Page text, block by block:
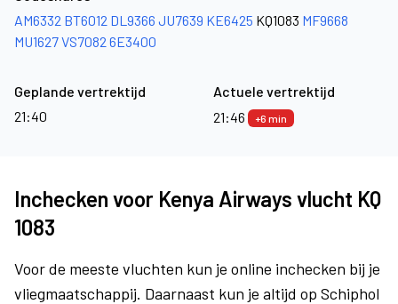
AM6332 BT6012 DL9366 JU7639 KE6425 KQ1083 MF9668
MU1627VS7082 6E3400
Geplande vertrektijd
21:40
Actuele vertrektijd
21:46
+6 min
Inchecken voor Kenya Airways vlucht KQ
1083
Voor de meeste vluchten kun je online inchecken bij je
vliegmaatschappij. Daarnaast kun je altijd op Schiphol